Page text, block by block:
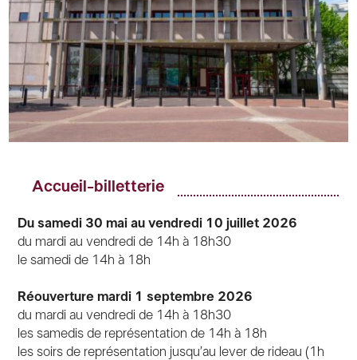
Accueil-billetterie
Du samedi 30 mai au vendredi 10 juillet 2026
du mardi au vendredi de 14h à 18h30
le samedi de 14h à 18h
Réouverture mardi 1 septembre 2026
du mardi au vendredi de 14h à 18h30
les samedis de représentation de 14h à 18h
les soirs de représentation jusqu’au lever de rideau (1h